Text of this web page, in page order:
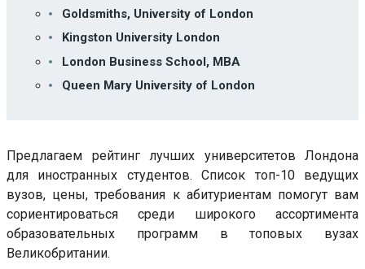
Goldsmiths, University of London
Kingston University London
London Business School, MBA
Queen Mary University of London
Предлагаем рейтинг лучших университетов Лондона
для иностранных студентов. Список топ-10 ведущих
вузов, цены, требования к абитуриентам помогут вам
сориентироваться среди широкого ассортимента
образовательных программ в топовых вузах
Великобритании.